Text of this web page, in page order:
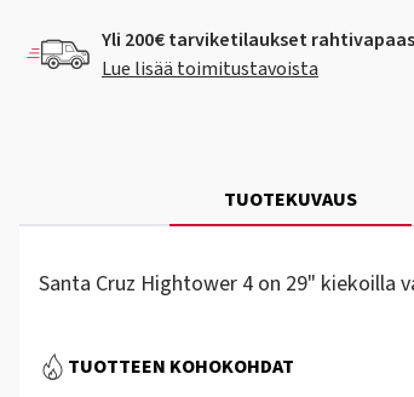
Yli 200€ tarviketilaukset
Lue lisää toimitustavoista
TUOTEKUVAUS
Santa Cruz Hightower 4 on 29"
TUOTTEEN KOHOKOHDAT